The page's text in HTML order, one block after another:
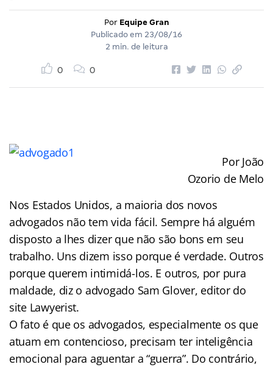
Por Equipe Gran
Publicado em 23/08/16
2 min. de leitura
0 0
Por João
Ozorio de Melo
Nos Estados Unidos, a maioria dos novos
advogados não tem vida fácil. Sempre há alguém
disposto a lhes dizer que não são bons em seu
trabalho. Uns dizem isso porque é verdade. Outros
porque querem intimidá-los. E outros, por pura
maldade, diz o advogado Sam Glover, editor do
site Lawyerist.
O fato é que os advogados, especialmente os que
atuam em contencioso, precisam ter inteligência
emocional para aguentar a “guerra”. Do contrário,